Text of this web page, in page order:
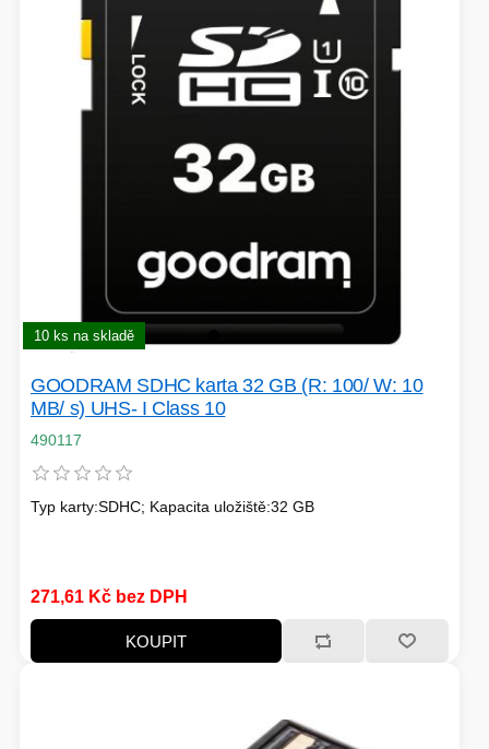
HERNÍ ZDROJE
CHLAZENÍ
BATERIE
SVÍTILNY
SWITCHE
RÁDIA - STANICE
INDUKCE - VAŘIČE
10 ks na skladě
GOODRAM SDHC karta 32 GB (R: 100/ W: 10
MB/ s) UHS- I Class 10
490117
Typ karty:SDHC; Kapacita uložiště:32 GB
271,61 Kč bez DPH
KOUPIT